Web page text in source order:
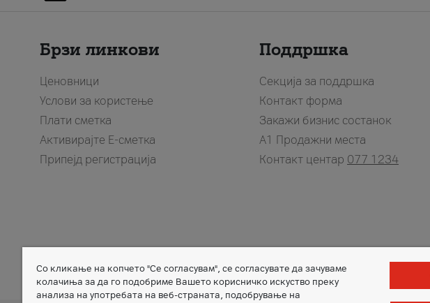
Брзи линкови
Ценовници
Услови за користење
Плати сметка
Активирајте Е-сметка
Припејд регистрација
Поддршка
Секција за поддршка
Контакт форма
Закажи бизнис состанок
A1 Продажни места
Контакт центар 077 1234
Member of
Со кликање на копчето "Се согласувам", се согласувате да зачуваме
колачиња за да го подобриме Вашето корисничко искуство преку
анализа на употребата на веб-страната, подобрување на